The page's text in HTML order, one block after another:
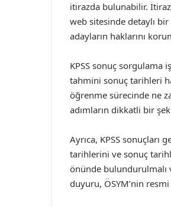
itirazda bulunabilir.
web sitesinde detaylı
adayların haklarını
KPSS sonuç sorgulama
tahmini sonuç tarihleri
öğrenme sürecinde ne
adımların dikkatli bir
Ayrıca, KPSS sonuçları
tarihlerini ve sonuç
önünde bulundurulmalı
duyuru, ÖSYM’nin